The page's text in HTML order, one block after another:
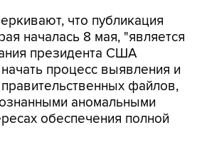
президента США
процесс выявления и
файлов,
аномальными
обеспечения полной